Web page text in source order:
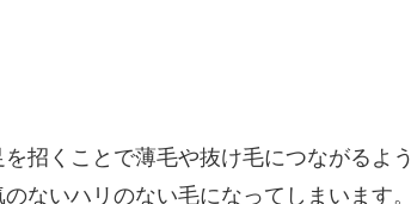
招くことで薄毛や抜け毛につながるよう
ないハリのない毛になってしまいます。